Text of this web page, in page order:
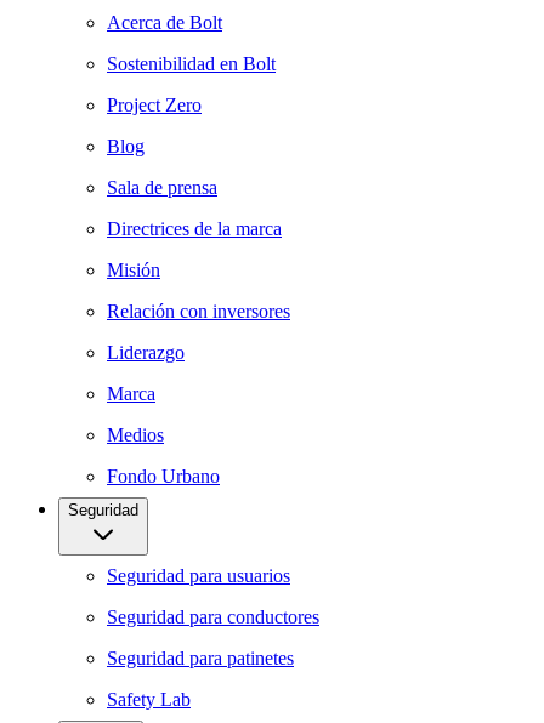
Acerca de Bolt
Sostenibilidad en Bolt
Project Zero
Blog
Sala de prensa
Directrices de la marca
Misión
Relación con inversores
Liderazgo
Marca
Medios
Fondo Urbano
Seguridad
Seguridad para usuarios
Seguridad para conductores
Seguridad para patinetes
Safety Lab